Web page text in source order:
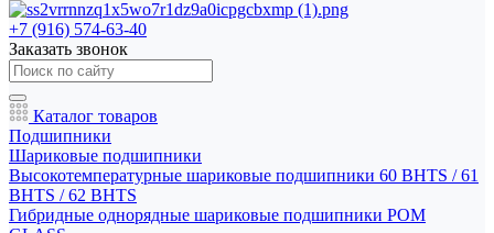
+7 (916) 574-63-40
Заказать звонок
Каталог товаров
Подшипники
Шариковые подшипники
Высокотемпературные шариковые подшипники 60 BHTS / 61
BHTS / 62 BHTS
Гибридные однорядные шариковые подшипники POM